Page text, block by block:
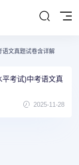
语文真题试卷含详解
考试)中考语文真
2025-11-28